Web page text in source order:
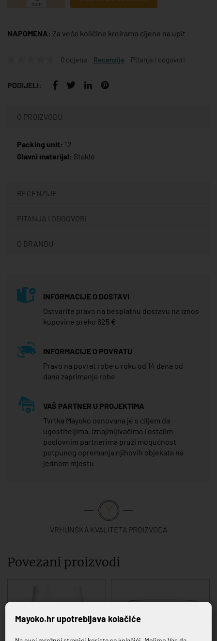
kom
NAPOMENA: Za veće količine kreiramo cijene na upit
0 ocjena Recenzije Pitanja i odgovori
PODIJELI:
O PROIZVODU
Packing unit: 12
Glavni materijal: Staklo
RECENZIJE
PITANJA I ODGOVORI
O BRANDU
INFORMACIJE O DOSTAVI
Ostvarite pravo na besplatnu dostavu na iznos
kupovine preko 625 €
INFORMACIJE O POVRATU
Pravo na povrat robe u roku od 14 dana od
dana zaprimanja robe
VAŠ PARTNER U PROJEKTIMA
Tvrtka Mayoko osnovana je s ciljem da
ugostiteljima, iznajmljivačima i ostalim
poslovnim partnerima pruži mogućnost
potpunog opremanja njihovih objekata na
jednom mjestu
VRHUNSKA KVALITETA PROIZVODA
Povezani proizvodi
Mayoko.hr upotrebljava kolačiće